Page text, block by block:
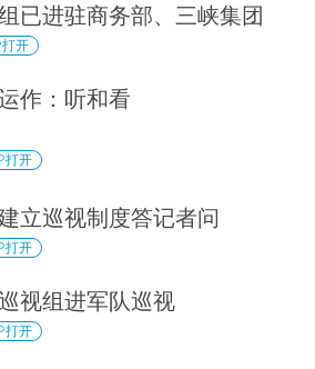
已进驻商务部、三峡集团
开
作：听和看
打开
立巡视制度答记者问
打开
视组进军队巡视
打开